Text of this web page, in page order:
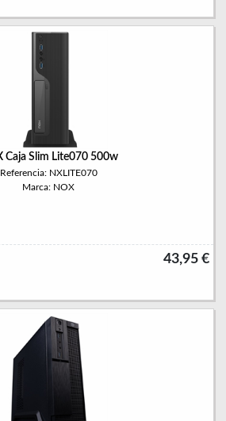
Caja Slim Lite070 500w
Referencia: NXLITE070
Marca: NOX
43,95 €